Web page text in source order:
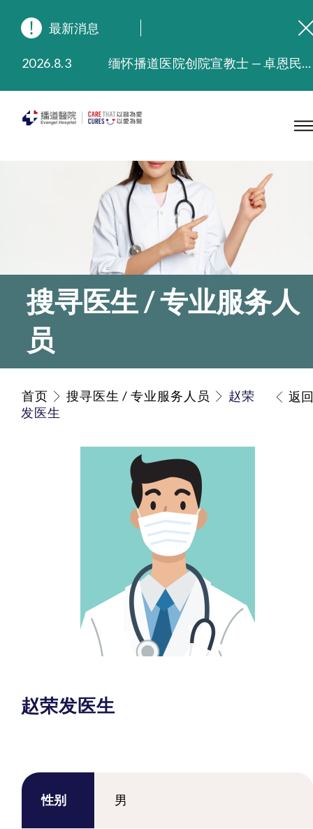
最新消息
2026.8.3
缅怀播道医院创院宣教士 — 卓恩民医生香港追思会
2025.9.23
本院在暴雨或台风警告信号 (包括黑色暴雨及8号或以上热带气旋警告信号) 下，仍会维持有限度服务。如有查询，可致电2711 5222。
搜寻医生 / 专业服务人
员
首页 搜寻医生 / 专业服务人员
赵荣
发医生
返回
赵荣发医生
性别 男